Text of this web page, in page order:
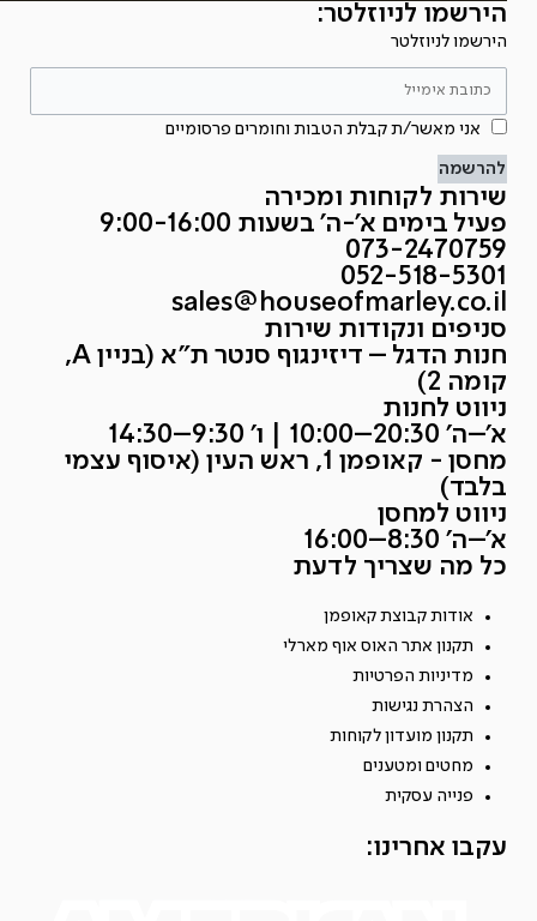
הירשמו לניוזלטר:
הירשמו לניוזלטר
אני מאשר/ת קבלת הטבות וחומרים פרסומיים
להרשמה
שירות לקוחות ומכירה
פעיל בימים א'-ה' בשעות 9:00-16:00
073-2470759
052-518-5301
sales@houseofmarley.co.il
סניפים ונקודות שירות
חנות הדגל – דיזינגוף סנטר ת״א (בניין A,
קומה 2)
ניווט לחנות
א׳–ה׳ 20:30–10:00 | ו׳ 9:30–14:30
מחסן - קאופמן 1, ראש העין (איסוף עצמי
בלבד)
ניווט למחסן
א׳–ה׳ 8:30–16:00
כל מה שצריך לדעת
אודות קבוצת קאופמן
תקנון אתר האוס אוף מארלי
מדיניות הפרטיות
הצהרת נגישות
תקנון מועדון לקוחות
מחטים ומטענים
פנייה עסקית
עקבו אחרינו: